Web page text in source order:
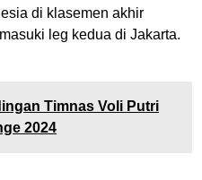
di klasemen akhir
leg kedua di Jakarta.
Timnas Voli Putri
2024